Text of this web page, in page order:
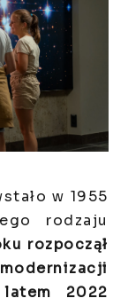
w 1955
rodzaju
rozpoczął
2022